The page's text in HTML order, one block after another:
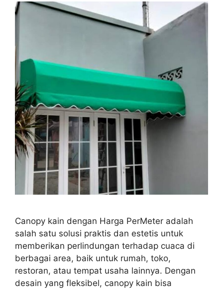
Canopy kain dengan Harga PerMeter adalah
salah satu solusi praktis dan estetis untuk
memberikan perlindungan terhadap cuaca di
berbagai area, baik untuk rumah, toko,
restoran, atau tempat usaha lainnya. Dengan
desain yang fleksibel, canopy kain bisa